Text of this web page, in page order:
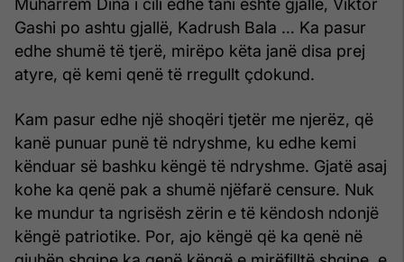
Muharrem Dina i cili edhe tani është gjallë, Viktor
Gashi po ashtu gjallë, Kadrush Bala … Ka pasur
edhe shumë të tjerë, mirëpo këta janë disa prej
atyre, që kemi qenë të rregullt çdokund.
Kam pasur edhe një shoqëri tjetër me njerëz, që
kanë punuar punë të ndryshme, ku edhe kemi
kënduar së bashku këngë të ndryshme. Gjatë asaj
kohe ka qenë pak a shumë njëfarë censure. Nuk
ke mundur ta ngrisësh zërin e të këndosh ndonjë
këngë patriotike. Por, ajo këngë që ka qenë në